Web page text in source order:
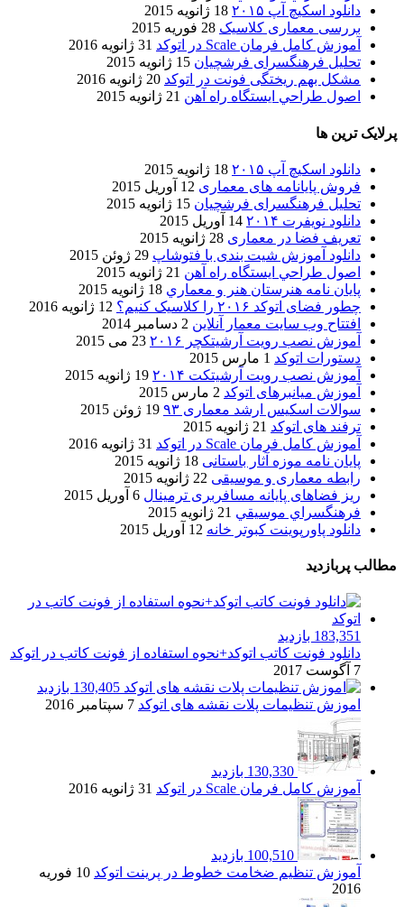
دانلود اسکیچ آپ ۲۰۱۵
18 ژانویه 2015
بررسی معماری کلاسیک 28 فوریه 2015
آموزش کامل فرمان Scale در اتوکد
31 ژانویه 2016
تحلیل فرهنگسرای فرشچیان 15 ژانویه 2015
مشکل بهم ریختگی فونت در اتوکد 20 ژانویه 2016
اصول طراحي ایستگاه راه آهن 21 ژانویه 2015
پرلایک ترین ها
دانلود اسکیچ آپ ۲۰۱۵
18 ژانویه 2015
فروش پایانامه های معماری 12 آوریل 2015
تحلیل فرهنگسرای فرشچیان 15 ژانویه 2015
دانلود نویفرت ۲۰۱۴
14 آوریل 2015
تعریف فضا در معماری 28 ژانویه 2015
دانلود آموزش شیت بندی با فتوشاپ 29 ژوئن 2015
اصول طراحي ایستگاه راه آهن 21 ژانویه 2015
پایان نامه هنرستان هنر و معماري 18 ژانویه 2015
چطور فضای اتوکد ۲۰۱۶ را کلاسیک کنیم؟
12 ژانویه 2016
افتتاح وب سایت معمار آنلاین 2 دسامبر 2014
آموزش نصب رویت آرشیتکچر ۲۰۱۶
23 می 2015
دستورات اتوکد 1 مارس 2015
آموزش نصب رویت آرشیتکت ۲۰۱۴
19 ژانویه 2015
آموزش میانبرهای اتوکد 2 مارس 2015
سوالات اسکیس ارشد معماری ۹۳
19 ژوئن 2015
ترفند های اتوکد 21 ژانویه 2015
آموزش کامل فرمان Scale در اتوکد
31 ژانویه 2016
پایان نامه موزه آثار باستانی 18 ژانویه 2015
رابطه معماری و موسیقی 22 ژانویه 2015
ریز فضاهای پایانه مسافربری ترمینال 6 آوریل 2015
فرهنگسراي موسيقي 21 ژانویه 2015
دانلود پاورپوینت کبوتر خانه 12 آوریل 2015
مطالب پربازدید
183,351 بازدید
دانلود فونت کاتب اتوکد+نحوه استفاده از فونت کاتب در اتوکد
7 آگوست 2017
130,405 بازدید
اموزش تنظیمات پلات نقشه های اتوکد 7 سپتامبر 2016
130,330 بازدید
آموزش کامل فرمان Scale در اتوکد
31 ژانویه 2016
100,510 بازدید
آموزش تنظیم ضخامت خطوط در پرینت اتوکد
10 فوریه
2016